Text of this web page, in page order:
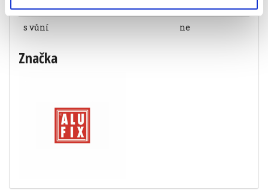
s vůní
ne
Značka